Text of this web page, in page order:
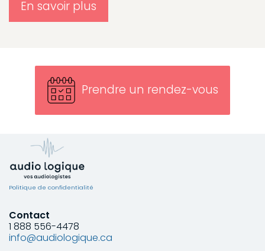
En savoir plus
Prendre un rendez-vous
Politique de confidentialité
Contact
1 888 556-4478
info@audiologique.ca